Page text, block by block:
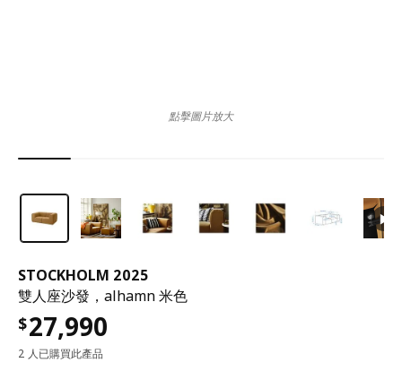
STOCKHOLM 2025
雙人座沙發，alhamn 米色
$27,990
2 人已購買此產品
點擊圖片放大